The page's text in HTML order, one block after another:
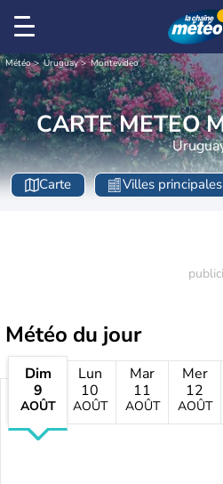
Météo Uruguay Montevideo
CARTE METEO
Carte Villes principales
Météo du jour
Dim
9
AOÛT
Lun
10
AOÛT
Mar
11
AOÛT
Mer
12
AOÛT